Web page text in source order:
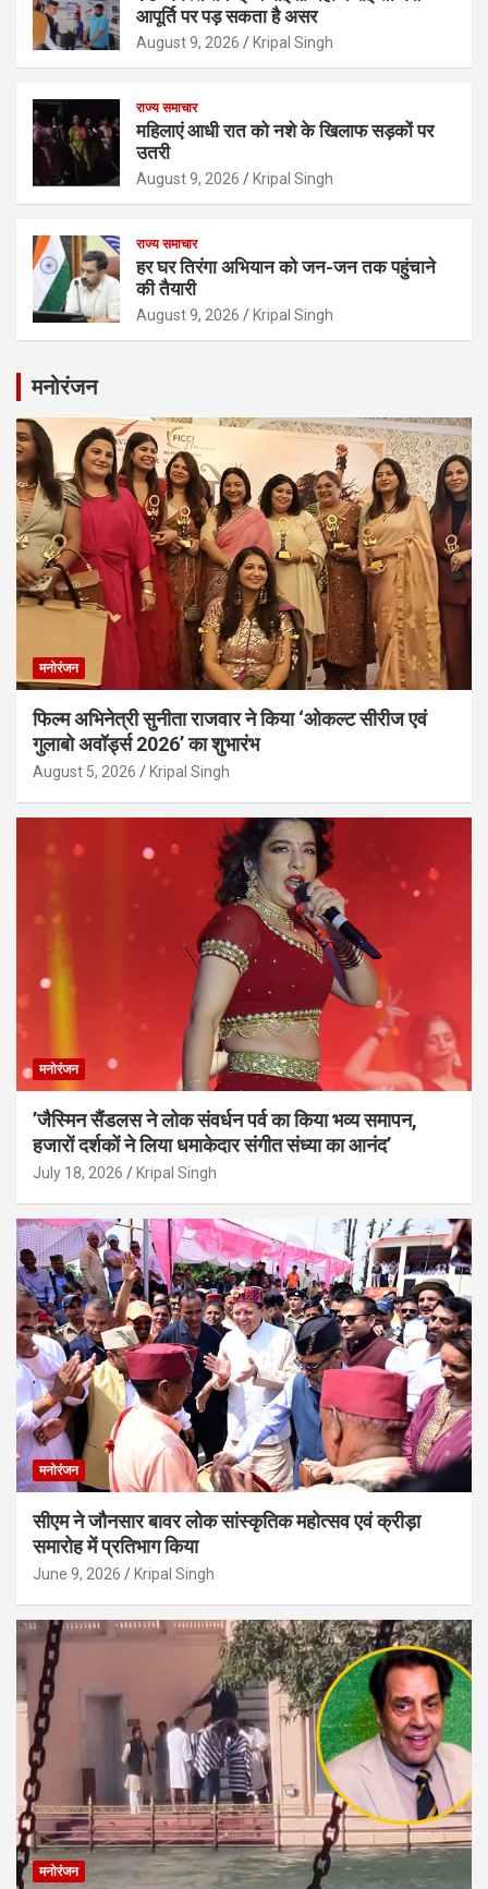
आपूर्ति पर पड़ सकता है असर
August 9, 2026 Kripal Singh
राज्य समाचार
महिलाएं आधी रात को नशे के खिलाफ सड़कों पर
उतरी
August 9, 2026 Kripal Singh
राज्य समाचार
हर घर तिरंगा अभियान को जन-जन तक पहुंचाने
की तैयारी
August 9, 2026 Kripal Singh
मनोरंजन
मनोरंजन
फिल्म अभिनेत्री सुनीता राजवार ने किया ‘ओकल्ट सीरीज एवं
गुलाबो अवॉर्ड्स 2026’ का शुभारंभ
August 5, 2026 Kripal Singh
मनोरंजन
’जैस्मिन सैंडलस ने लोक संवर्धन पर्व का किया भव्य समापन,
हजारों दर्शकों ने लिया धमाकेदार संगीत संध्या का आनंद’
July 18, 2026 Kripal Singh
मनोरंजन
सीएम ने जौनसार बावर लोक सांस्कृतिक महोत्सव एवं क्रीड़ा
समारोह में प्रतिभाग किया
June 9, 2026 Kripal Singh
मनोरंजन